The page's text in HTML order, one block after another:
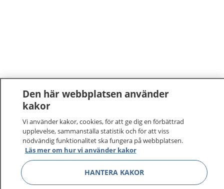
1177–tryggt om din hälsa och vård
På 1177.se får du råd om hälsa och information om
Den här webbplatsen använder
kakor
Vi använder kakor, cookies, för att ge dig en förbättrad
upplevelse, sammanställa statistik och för att viss
nödvändig funktionalitet ska fungera på webbplatsen.
Läs mer om hur vi använder kakor
HANTERA KAKOR